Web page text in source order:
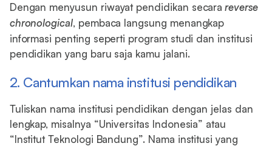
Dengan menyusun riwayat pendidikan secara reverse
chronological, pembaca langsung menangkap
informasi penting seperti program studi dan institusi
pendidikan yang baru saja kamu jalani.
2. Cantumkan nama institusi pendidikan
Tuliskan nama institusi pendidikan dengan jelas dan
lengkap, misalnya “Universitas Indonesia” atau
“Institut Teknologi Bandung”. Nama institusi yang